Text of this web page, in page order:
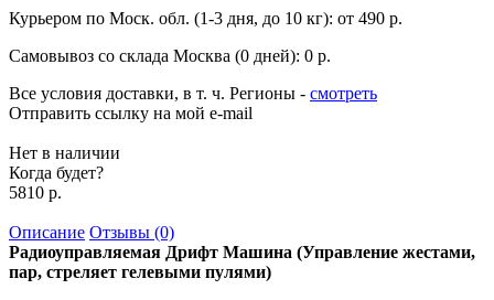
Курьером по Моск. обл. (1-3 дня, до 10 кг): от 490 р.
Самовывоз со склада Москва (0 дней): 0 р.
Все условия доставки, в т. ч. Регионы - смотреть
Отправить ссылку на мой e-mail
Нет в наличии
Когда будет?
5810 р.
Описание Отзывы (0)
Радиоуправляемая Дрифт Машина (Управление жестами,
пар, стреляет гелевыми пулями)